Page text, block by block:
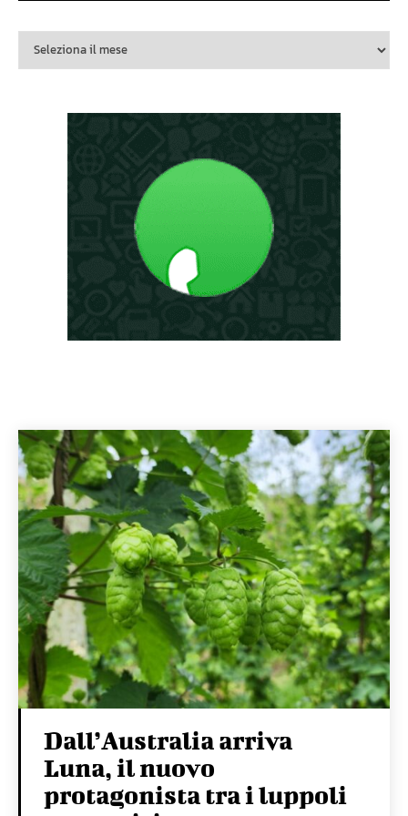
Dall’Australia arriva
Luna, il nuovo
protagonista tra i luppoli